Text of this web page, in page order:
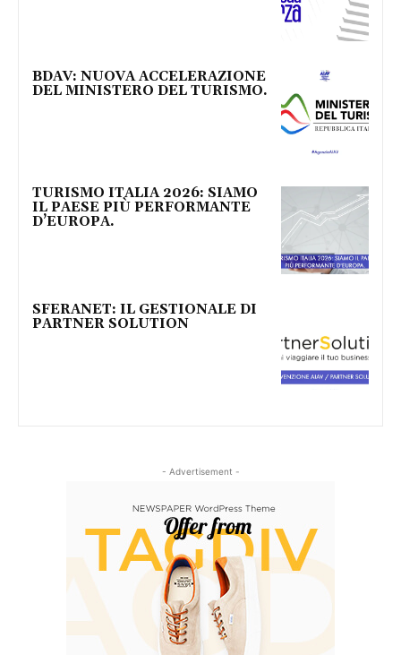
BDAV: NUOVA ACCELERAZIONE
DEL MINISTERO DEL TURISMO.
TURISMO ITALIA 2026: SIAMO
IL PAESE PIÙ PERFORMANTE
D’EUROPA.
SFERANET: IL GESTIONALE DI
PARTNER SOLUTION
- Advertisement -